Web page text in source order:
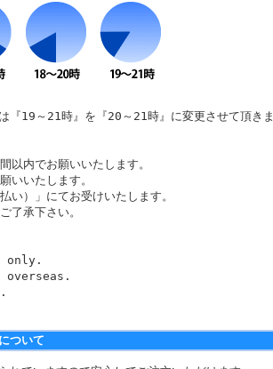
『19～21時』を『20～21時』に変更させて頂きま
以内でお願いいたします。
いいたします。
い）」にてお受けいたします。
了承下さい。
only.
ついて